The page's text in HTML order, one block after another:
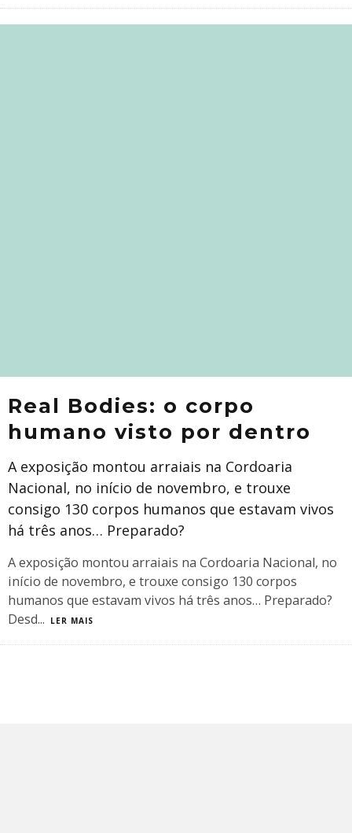
Real Bodies: o corpo
humano visto por dentro
A exposição montou arraiais na Cordoaria
Nacional, no início de novembro, e trouxe
consigo 130 corpos humanos que estavam vivos
há três anos… Preparado?
A exposição montou arraiais na Cordoaria Nacional, no
início de novembro, e trouxe consigo 130 corpos
humanos que estavam vivos há três anos… Preparado?
Desd... LER MAIS